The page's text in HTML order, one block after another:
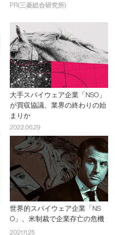
PR(三菱総合研究所)
大手スパイウェア企業「NSO」
が買収協議、業界の終わりの始
まりか
2022.06.29
世界的スパイウェア企業「NS
O」、米制裁で企業存亡の危機
2021.11.25